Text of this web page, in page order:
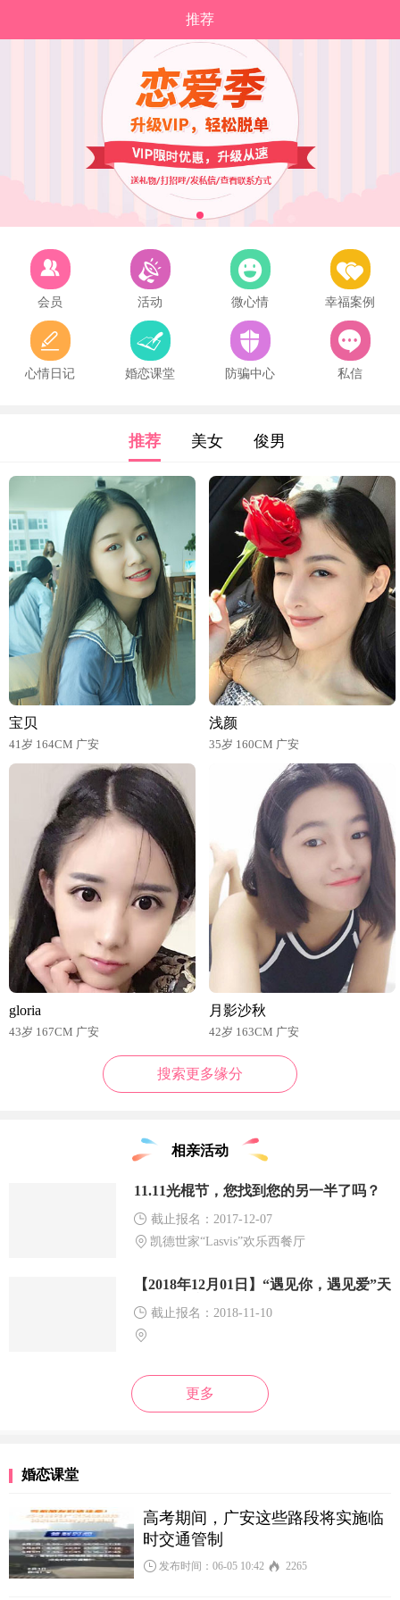
推荐
会员 活动 微心情 幸福案例
心情日记 婚恋课堂 防骗中心 私信
推荐 美女 俊男
宝贝
41岁 164CM 广安
浅颜
35岁 160CM 广安
gloria
43岁 167CM 广安
月影沙秋
42岁 163CM 广安
搜索更多缘分
相亲活动
11.11光棍节，您找到您的另一半了吗？
截止报名：2017-12-07
凯德世家“Lasvis”欢乐西餐厅
【2018年12月01日】“遇见你，遇见爱”天
截止报名：2018-11-10
更多
婚恋课堂
高考期间，广安这些路段将实施临
时交通管制
发布时间：06-05 10:42 2265